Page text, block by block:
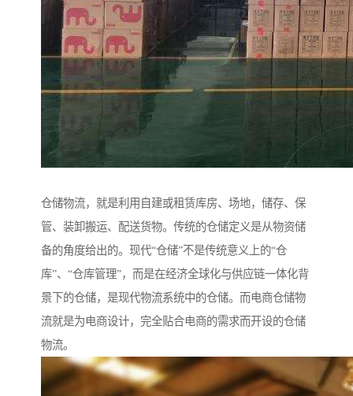
仓储物流，就是利用自建或租赁库房、场地，储存、保
管、装卸搬运、配送货物。传统的仓储定义是从物资储
备的角度给出的。现代“仓储”不是传统意义上的“仓
库”、“仓库管理”，而是在经济全球化与供应链一体化背
景下的仓储，是现代物流系统中的仓储。而电商仓储物
流就是为电商设计，完全贴合电商的需求而开设的仓储
物流。